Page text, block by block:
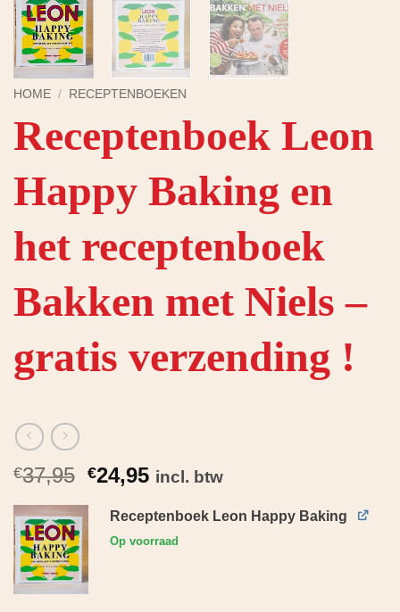
HOME / RECEPTENBOEKEN
Receptenboek Leon
Happy Baking en
het receptenboek
Bakken met Niels –
gratis verzending !
€37,95 Oorspronkelijke
was:
€37,95.
€24,95Huidige
is:
€24,95.
incl. btw
Receptenboek Leon Happy Baking
Op voorraad